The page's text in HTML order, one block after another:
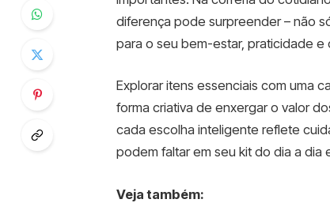
diferença pode surpreender – não
para o seu bem-estar, praticidade e
Explorar itens essenciais com uma
forma criativa de enxergar o valor
cada escolha inteligente reflete
podem faltar em seu kit do dia a dia
Veja também: